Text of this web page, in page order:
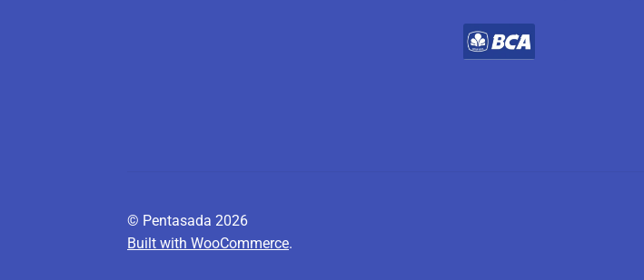
© Pentasada 2026
Built with WooCommerce.